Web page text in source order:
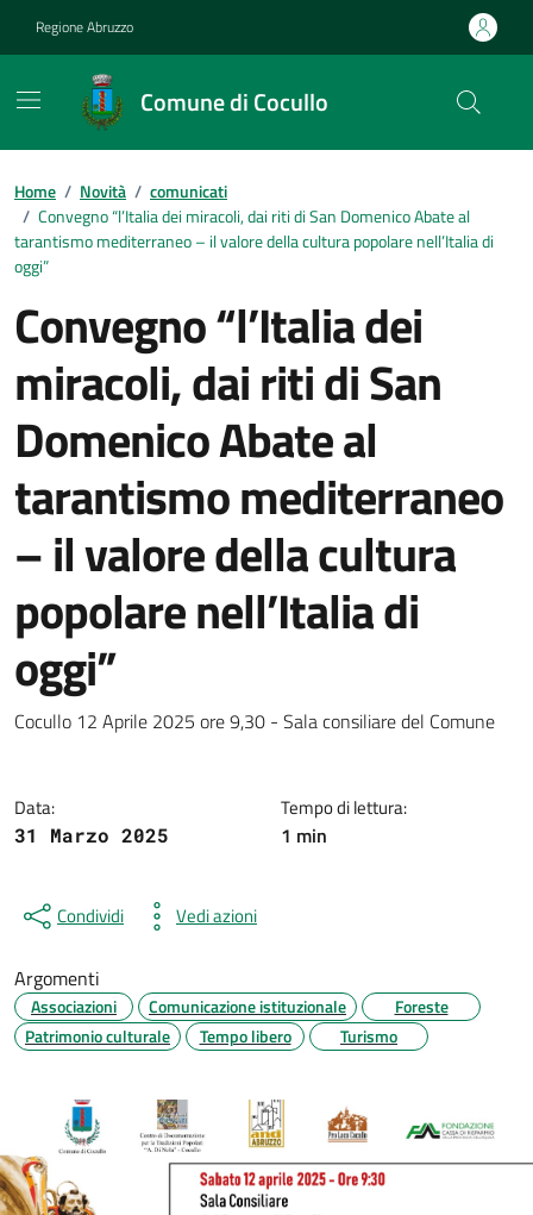
Regione Abruzzo
Comune di Cocullo
Contenuti in evidenza
Home / Novità / comunicati
/ Convegno “l’Italia dei miracoli, dai riti di San Domenico Abate al
tarantismo mediterraneo – il valore della cultura popolare nell’Italia di
oggi”
Convegno “l’Italia dei
miracoli, dai riti di San
Domenico Abate al
tarantismo mediterraneo
– il valore della cultura
popolare nell’Italia di
oggi”
Dettagli della notizia
Cocullo 12 Aprile 2025 ore 9,30 - Sala consiliare del Comune
Data:
31 Marzo 2025
Tempo di lettura:
1 min
Condividi Vedi azioni
Argomenti
Associazioni Comunicazione istituzionale
Foreste
Patrimonio culturale
Tempo libero Turismo